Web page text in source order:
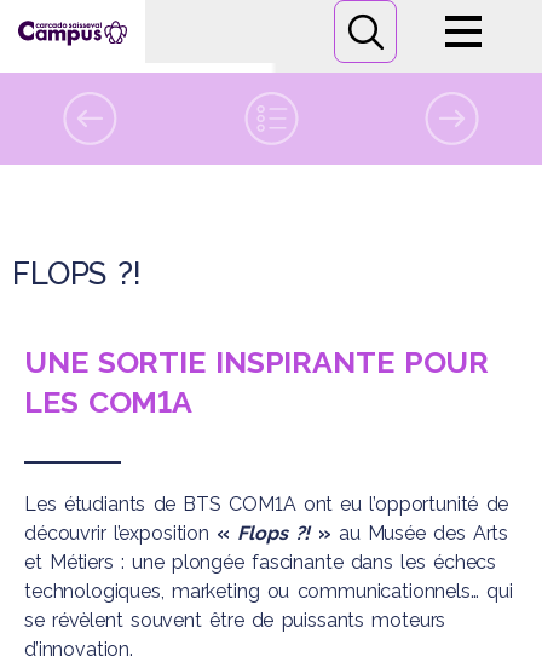
Campus
Formations
Nous contacter
FLOPS ?!
UNE SORTIE INSPIRANTE POUR
LES COM1A
Les étudiants de BTS COM1A ont eu l’opportunité de
découvrir l’exposition « Flops ?!» au Musée des Arts
et Métiers : une plongée fascinante dans les échecs
technologiques, marketing ou communicationnels… qui
se révèlent souvent être de puissants moteurs
d’innovation.